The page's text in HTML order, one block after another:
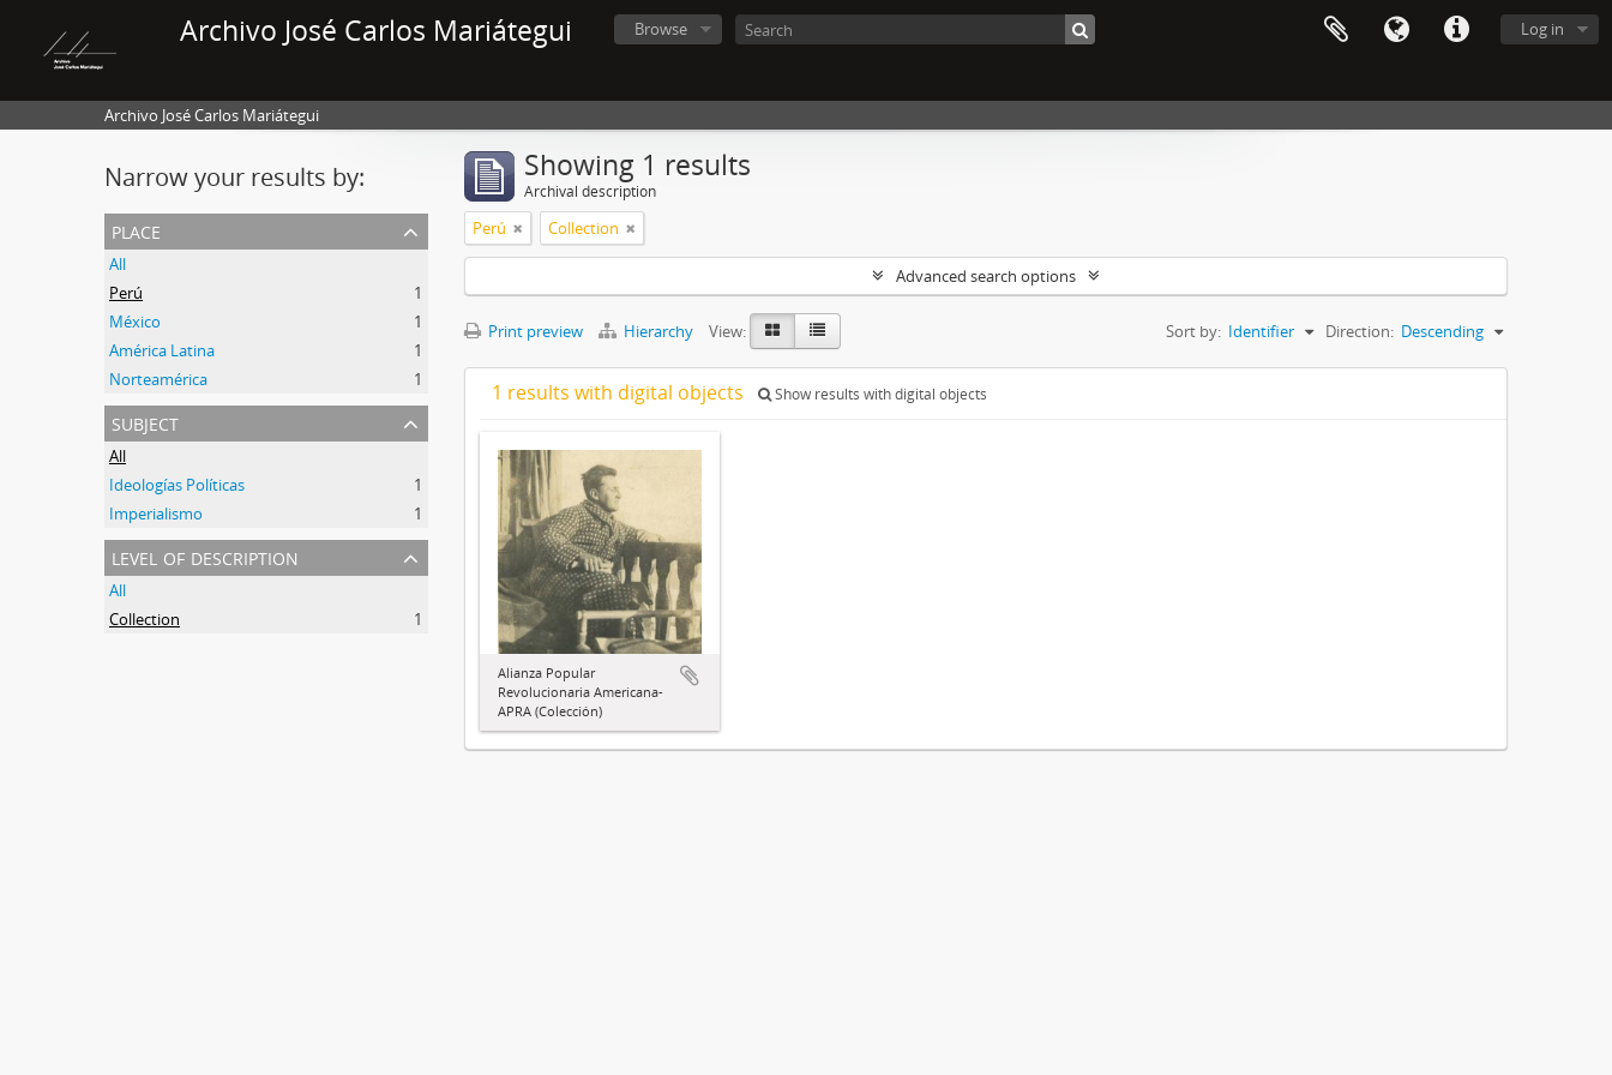
Archivo José Carlos Mariátegui Log in
Browse
Archivo José Carlos Mariátegui
Narrow your results by:
place
All
Perú
1
México
1
América Latina
1
Norteamérica
1
subject
All
Ideologías Políticas
1
Imperialismo
1
level of description
All
Collection
1
Showing 1 results
Archival description
Perú Collection
Advanced search options
Print preview Hierarchy View: Sort by: Identifier Direction: Descending
1 results with digital objects Show results with digital objects
Alianza Popular
Revolucionaria Americana-
APRA (Colección)